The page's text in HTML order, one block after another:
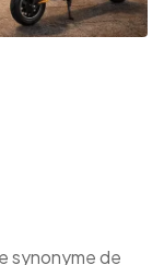
synonyme de